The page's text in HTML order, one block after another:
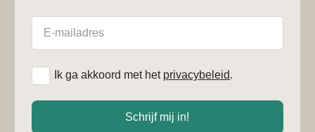
mailadres
Ik ga akkoord met het privacybeleid.
Schrijf mij in!